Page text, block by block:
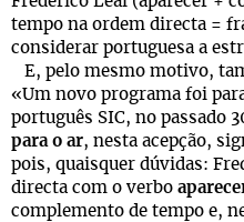
tempo na ordem directa =
considerar portuguesa a
E, pelo mesmo motivo,
«Um novo programa foi
português SIC, no passado
para o ar, nesta acepção,
pois, quaisquer dúvidas:
directa com o verbo
complemento de tempo e,